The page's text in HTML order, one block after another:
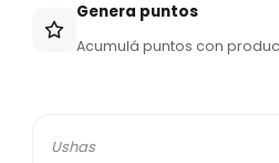
Genera puntos
Acumulá puntos con
Ushas